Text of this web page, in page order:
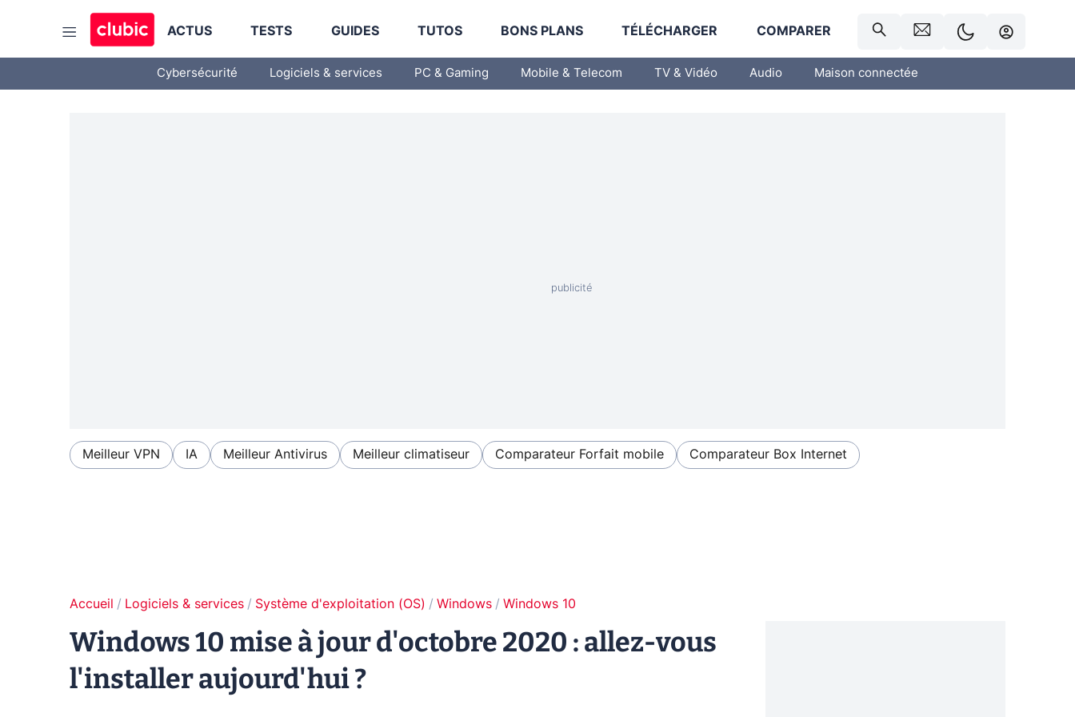
ACTUS TESTS GUIDES TUTOS BONS PLANS TÉLÉCHARGER COMPARER
Cybersécurité Logiciels & services PC & Gaming Mobile & Telecom TV & Vidéo Audio Maison connectée
Meilleur VPN IA Meilleur Antivirus Meilleur climatiseur Comparateur Forfait mobile Comparateur Box Internet
Accueil Logiciels & services Système d'exploitation (OS) Windows Windows 10
Windows 10 mise à jour d'octobre 2020 : allez-vous
l'installer aujourd'hui ?